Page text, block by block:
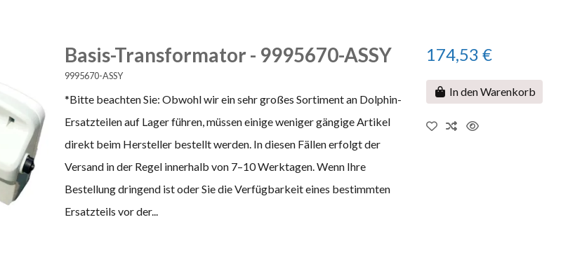
Basis-Transformator - 9995670-ASSY
9995670-ASSY
*Bitte beachten Sie: Obwohl wir ein sehr großes Sortiment an Dolphin-
Ersatzteilen auf Lager führen, müssen einige weniger gängige Artikel
direkt beim Hersteller bestellt werden. In diesen Fällen erfolgt der
Versand in der Regel innerhalb von 7–10 Werktagen. Wenn Ihre
Bestellung dringend ist oder Sie die Verfügbarkeit eines bestimmten
Ersatzteils vor der...
174,53 €
In den Warenkorb